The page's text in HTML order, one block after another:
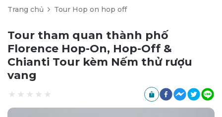
Trang chủ Tour Hop on hop off
Tour tham quan thành phố
Florence Hop-On, Hop-Off &
Chianti Tour kèm Nếm thử rượu
vang